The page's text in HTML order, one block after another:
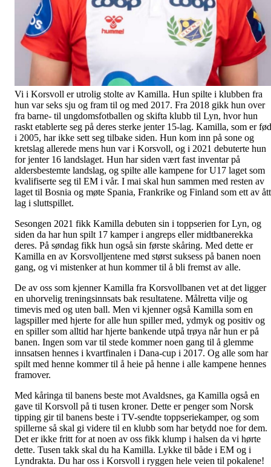
Vi i Korsvoll er utrolig stolte av Kamilla. Hun spilte i klubben fra
hun var seks sju og fram til og med 2017. Fra 2018 gikk hun over
fra barne- til ungdomsfotballen og skifta klubb til Lyn, hvor hun
raskt etablerte seg på deres sterke jenter 15-lag. Kamilla, som er
i 2005, har ikke sett seg tilbake siden. Hun kom inn på sone og
kretslag allerede mens hun var i Korsvoll, og i 2021 debuterte hun
for jenter 16 landslaget. Hun har siden vært fast inventar på
aldersbestemte landslag, og spilte alle kampene for U17 laget som
kvalifiserte seg til EM i vår. I mai skal hun sammen med resten av
laget til Bosnia og møte Spania, Frankrike og Finland som ett av
lag i sluttspillet.
Sesongen 2021 fikk Kamilla debuten sin i toppserien for Lyn, og
siden da har hun spilt 17 kamper i angreps eller midtbanerekka
deres. På søndag fikk hun også sin første skåring. Med dette er
Kamilla en av Korsvolljentene med størst suksess på banen noen
gang, og vi mistenker at hun kommer til å bli fremst av alle.
De av oss som kjenner Kamilla fra Korsvollbanen vet at det ligger
en uhorvelig treningsinnsats bak resultatene. Målretta vilje og
timevis med og uten ball. Men vi kjenner også Kamilla som en
lagspiller med hjerte for alle hun spiller med, ydmyk og positiv og
en spiller som alltid har hjerte bankende utpå trøya når hun er på
banen. Ingen som var til stede kommer noen gang til å glemme
innsatsen hennes i kvartfinalen i Dana-cup i 2017. Og alle som har
spilt med henne kommer til å heie på henne i alle kampene hennes
framover.
Med kåringa til banens beste mot Avaldsnes, ga Kamilla også en
gave til Korsvoll på ti tusen kroner. Dette er penger som Norsk
tipping gir til banens beste i TV-sendte toppseriekamper, og som
spillerne så skal gi videre til en klubb som har betydd noe for dem.
Det er ikke fritt for at noen av oss fikk klump i halsen da vi hørte
dette. Tusen takk skal du ha Kamilla. Lykke til både i EM og i
Lyndrakta. Du har oss i Korsvoll i ryggen hele veien til pokalene!